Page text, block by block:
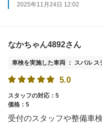
2025年11月24日 12:02
なかちゃん4892さん
車検を実施した車両 ： スバル ス
5.0
スタッフの対応：5
価格：5
受付のスタッフや整備車